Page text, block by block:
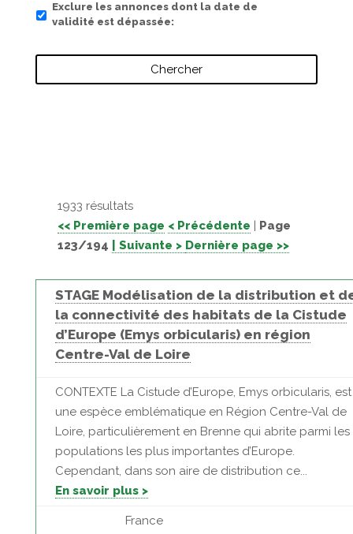
Exclure les annonces dont la date de
validité est dépassée
1933 résultats
<< Première page < Précédente | Page
123/194
| Suivante > Dernière page >>
STAGE Modélisation de la distribution et
la connectivité des habitats de la Cistude
d’Europe (Emys orbicularis) en région
Centre-Val de Loire
CONTEXTE La Cistude d’Europe, Emys orbicularis, est
une espèce emblématique en Région Centre-Val de
Loire, particulièrement en Brenne qui abrite parmi les
populations les plus importantes d’Europe.
Cependant, dans son aire de distribution ce...
En savoir plus >
France